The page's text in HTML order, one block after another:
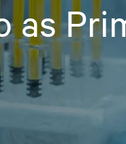
as